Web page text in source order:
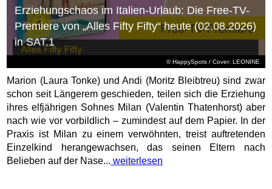
© HappySpots / Cover: LEONINE
Erziehungschaos im Italien-Urlaub: Die Free-TV-
Premiere von „Alles Fifty Fifty“ heute (02.08.2026)
in SAT.1
Marion (Laura Tonke) und Andi (Moritz Bleibtreu) sind zwar
schon seit Längerem geschieden, teilen sich die Erziehung
ihres elfjährigen Sohnes Milan (Valentin Thatenhorst) aber
nach wie vor vorbildlich – zumindest auf dem Papier. In der
Praxis ist Milan zu einem verwöhnten, treist auftretenden
Einzelkind herangewachsen, das seinen Eltern nach
Belieben auf der Nase... weiterlesen